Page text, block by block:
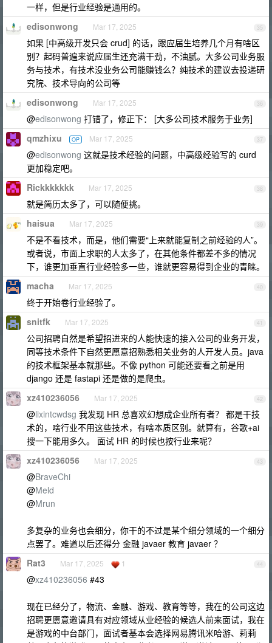
一样，但是行业经验是通用的。
35
edisonwong Mar 17, 2025
如果 [中高级开发只会 crud] 的话，跟应届生培养几个月有啥区
别？起码普遍来说应届生还充满干劲，不油腻。大多公司业务服
务与技术，有技术没业务公司能赚钱么？纯技术的建议去投递研
究院、技术导向的公司等
36
edisonwong Mar 17, 2025
@edisonwong 打错了，修正下： [大多公司技术服务于业务]
37
qmzhixu OP Mar 17, 2025
@edisonwong 这就是技术经验的问题，中高级经验写的 curd
更加稳定吧。
38
Rickkkkkkk Mar 17, 2025
就是简历太多了，可以随便挑。
39
haisua Mar 17, 2025
不是不看技术，而是，他们需要“上来就能复制之前经验的人”。
或者说，市面上求职的人太多了，在其他条件都差不多的情况
下，谁更加垂直行业经验多一些，谁就更容易得到企业的青睐。
40
macha Mar 17, 2025
终于开始卷行业经验了。
41
snitfk Mar 17, 2025
公司招聘自然是希望招进来的人能快速的接入公司的业务开发，
同等技术条件下自然更愿意招熟悉相关业务的人开发人员。java
的技术框架基本就那些。不像 python 可能还要看之前是用
django 还是 fastapi 还是做的是爬虫。
42
xz410236056 Mar 17, 2025
@lixintcwdsg 我发现 HR 总喜欢幻想成企业所有者？ 都是干技
术的，啥行业不用这些技术，有啥本质区别。就算有，谷歌+ai
搜一下能用多久。 面试 HR 的时候也按行业来呢？
43
xz410236056 Mar 17, 2025
@BraveChi
@Meld
@Mrun
多复杂的业务也会细分，你干的不过是某个细分领域的一个细分
点罢了。难道以后还得分 金融 javaer 教育 javaer ？
44
Rat3 Mar 17, 2025 1
@xz410236056 #43
现在已经分了，物流、金融、游戏、教育等等，我在的公司这边
招聘更愿意邀请具有对应领域从业经验的候选人前来面试，我在
是游戏的中台部门，面试者基本会选择网易腾讯米哈游、莉莉